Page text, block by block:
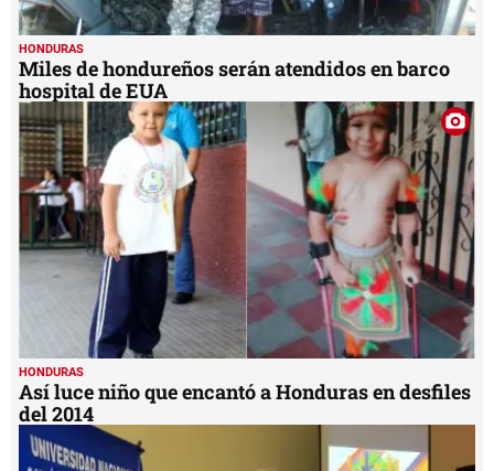
HONDURAS
Miles de hondureños serán atendidos en barco
hospital de EUA
HONDURAS
Así luce niño que encantó a Honduras en desfiles
del 2014